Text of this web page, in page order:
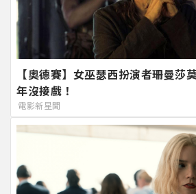
【奧德賽】女巫瑟西扮演者珊曼莎
年沒接戲！
電影新星聞